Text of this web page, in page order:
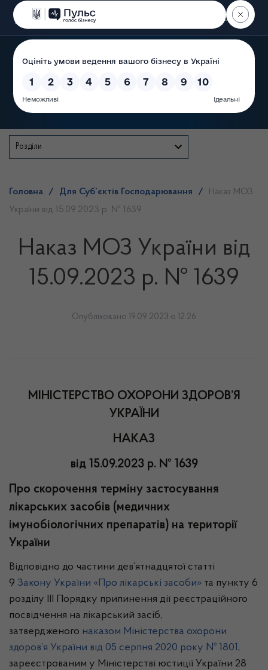
Пошук
Розділи
Головна / Для Суб’єктів Господарювання /
Наказ МОЗ
України від 15.09.2023 р. № 1639
Наказ МОЗ України від
15.09.2023 р. № 1639
Опубліковано 19.09.2023 о 12:26
МІНІСТЕРСТВО ОХОРОНИ ЗДОРОВ’Я
УКРАЇНИ
НАКАЗ
від 15.09.2023 р. № 1639
Про скорочення терміну застосування
лікарських засобів (медичних
імунобіологічних препаратів) на території
України
Відповідно до частини дев’ятнадцятої статті
9 Закону України «Про лікарські засоби» та пункту 6
розділу ІІІ Порядку припинення дії реєстраційного
посвідчення на лікарський засіб,
затвердженого наказом Міністерства охорони
здоров’я України від 05 серпня 2020 року № 1801,
зареєстрованим у Міністерстві юстиції України 28